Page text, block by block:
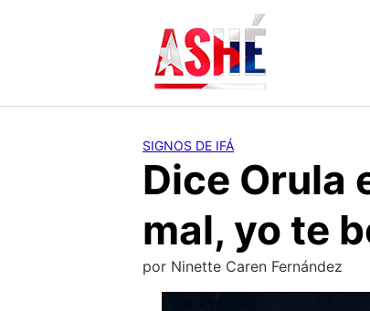
SIGNOS DE IFÁ
Dice Orula
mal, yo te
por Ninette Caren Fernández